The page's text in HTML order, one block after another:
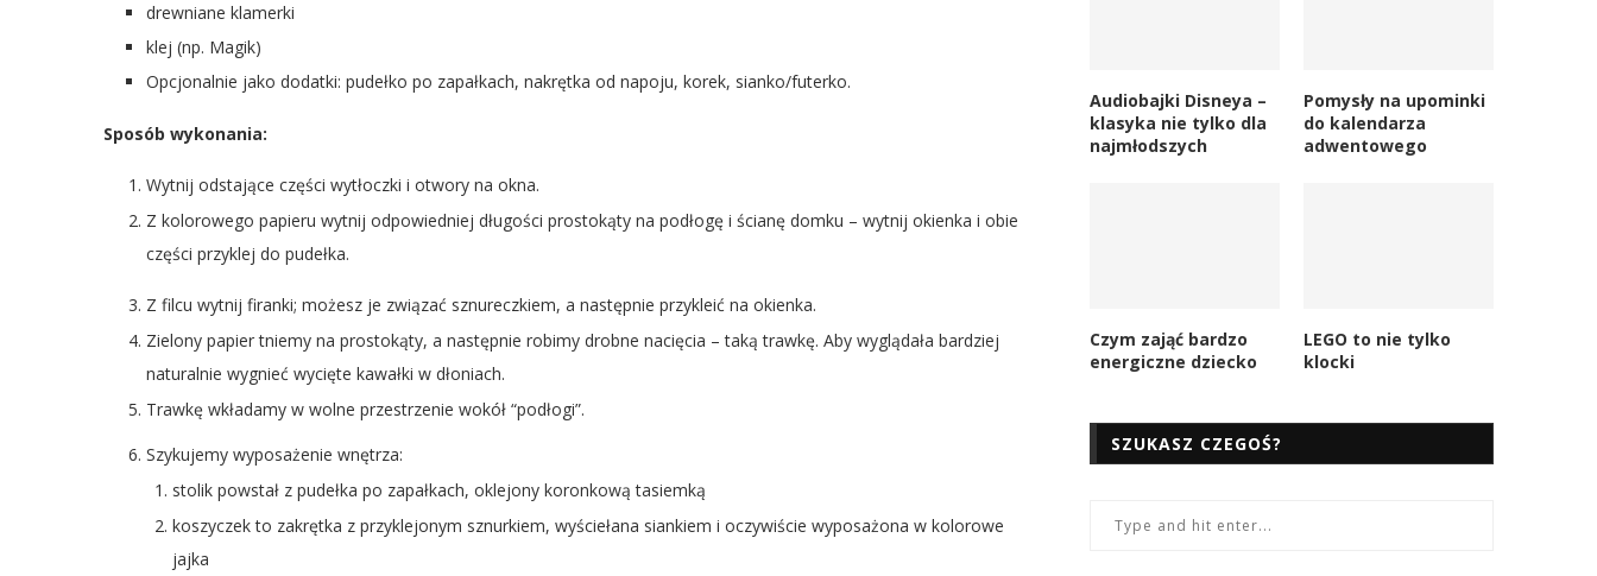
drewniane klamerki
klej (np. Magik)
Opcjonalnie jako dodatki: pudełko po zapałkach, nakrętka od napoju, korek, sianko/futerko.
Sposób wykonania:
Wytnij odstające części wytłoczki i otwory na okna.
Z kolorowego papieru wytnij odpowiedniej długości prostokąty na podłogę i ścianę domku – wytnij okienka i obie
części przyklej do pudełka.
Z filcu wytnij firanki; możesz je związać sznureczkiem, a następnie przykleić na okienka.
Zielony papier tniemy na prostokąty, a następnie robimy drobne nacięcia – taką trawkę. Aby wyglądała bardziej
naturalnie wygnieć wycięte kawałki w dłoniach.
Trawkę wkładamy w wolne przestrzenie wokół “podłogi”.
Szykujemy wyposażenie wnętrza:
stolik powstał z pudełka po zapałkach, oklejony koronkową tasiemką
koszyczek to zakrętka z przyklejonym sznurkiem, wyściełana siankiem i oczywiście wyposażona w kolorowe
jajka
Audiobajki Disneya –
klasyka nie tylko dla
najmłodszych
Pomysły na upominki
do kalendarza
adwentowego
Czym zająć bardzo
energiczne dziecko
LEGO to nie tylko
klocki
SZUKASZ CZEGOŚ?